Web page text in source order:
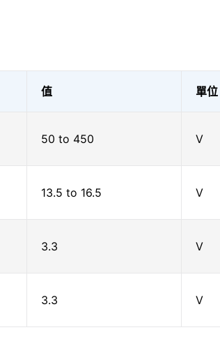
值 單位
50 to 450 V
13.5 to 16.5 V
3.3 V
3.3 V